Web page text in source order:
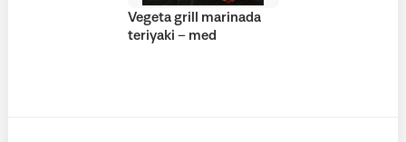
Vegeta grill marinada
teriyaki – med